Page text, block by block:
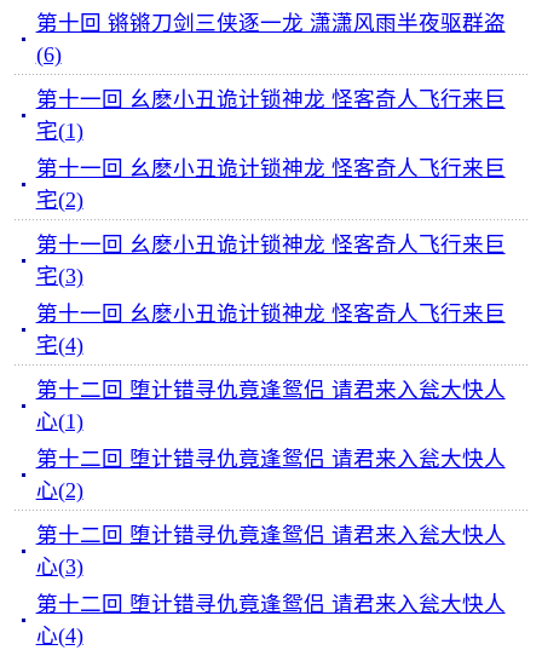
第十回 锵锵刀剑三侠逐一龙 潇潇风雨半夜驱群盗
(6)
第十一回 幺麽小丑诡计锁神龙 怪客奇人飞行来巨
宅(1)
第十一回 幺麽小丑诡计锁神龙 怪客奇人飞行来巨
宅(2)
第十一回 幺麽小丑诡计锁神龙 怪客奇人飞行来巨
宅(3)
第十一回 幺麽小丑诡计锁神龙 怪客奇人飞行来巨
宅(4)
第十二回 堕计错寻仇竟逢鸳侣 请君来入瓮大快人
心(1)
第十二回 堕计错寻仇竟逢鸳侣 请君来入瓮大快人
心(2)
第十二回 堕计错寻仇竟逢鸳侣 请君来入瓮大快人
心(3)
第十二回 堕计错寻仇竟逢鸳侣 请君来入瓮大快人
心(4)